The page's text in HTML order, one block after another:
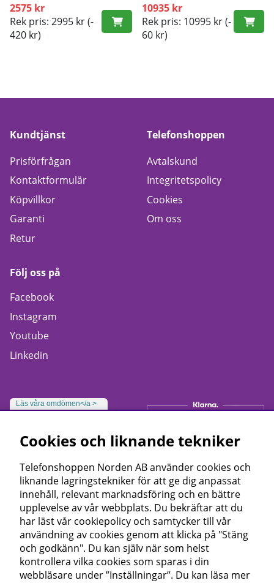
2575 kr
Rek pris: 2995 kr(-
420 kr)
10935 kr
Rek pris: 10995 kr(-
60 kr)
Kundtjänst
Prisförfrågan
Kontaktformulär
Köpvillkor
Garanti
Retur
Telefonshoppen
Avtalskund
Integritetspolicy
Cookies
Om oss
Följ oss på
Facebook
Instagram
Youtube
Linkedin
Läs våra omdömen</a >
Cookies och liknande tekniker
Telefonshoppen Norden AB använder cookies och
liknande lagringstekniker för att ge dig anpassat
innehåll, relevant marknadsföring och en bättre
upplevelse av vår webbplats. Du bekräftar att du
har läst vår cookiepolicy och samtycker till vår
användning av cookies genom att klicka på "Stäng
och godkänn". Du kan själv när som helst
kontrollera vilka cookies som sparas i din
webbläsare under ”Inställningar”. Du kan läsa mer